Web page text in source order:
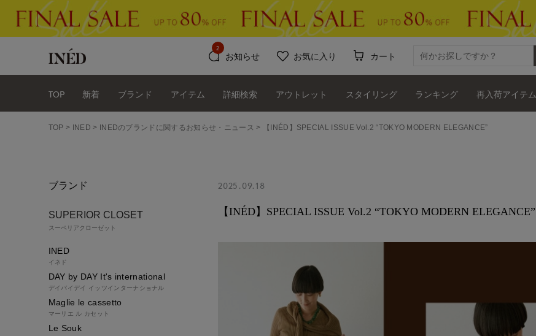
お知らせ
2
お気に入り カート
TOP 新着 ブランド アイテム 詳細検索 アウトレット スタイリング ランキング 再入荷アイテム
TOP INED INEDのブランドに関するお知らせ・ニュース 【INÉD】SPECIAL ISSUE Vol.2 “TOKYO MODERN ELEGANCE”
2025.09.18
【INÉD】SPECIAL ISSUE Vol.2 “TOKYO MODERN ELEGANCE”
ブランド
SUPERIOR CLOSET
スーペリアクローゼット
INED
イネド
DAY by DAY It's international
デイバイデイ イッツインターナショナル
Maglie le cassetto
マーリエ ル カセット
Le Souk